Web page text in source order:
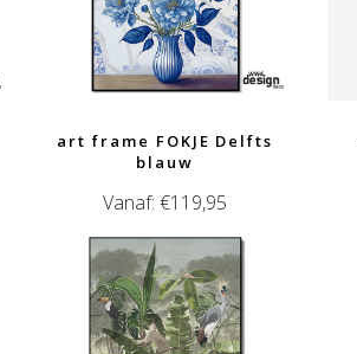
art frame FOKJE Delfts
blauw
Vanaf:€119,95